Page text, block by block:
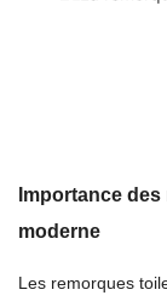
Importance
moderne
Les remorques